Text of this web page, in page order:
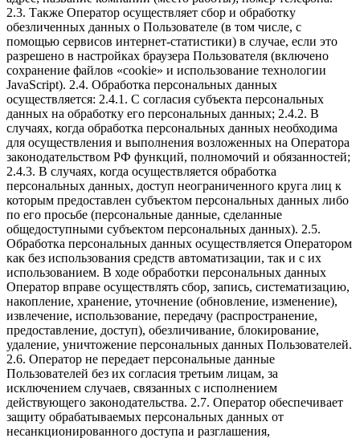
2.3. Также Оператор осуществляет сбор и обработку
обезличенных данных о Пользователе (в том числе, с
помощью сервисов интернет-статистики) в случае, если это
разрешено в настройках браузера Пользователя (включено
сохранение файлов «cookie» и использование технологии
JavaScript). 2.4. Обработка персональных данных
осуществляется: 2.4.1. С согласия субъекта персональных
данных на обработку его персональных данных; 2.4.2. В
случаях, когда обработка персональных данных необходима
для осуществления и выполнения возложенных на Оператора
законодательством РФ функций, полномочий и обязанностей;
2.4.3. В случаях, когда осуществляется обработка
персональных данных, доступ неограниченного круга лиц к
которым предоставлен субъектом персональных данных либо
по его просьбе (персональные данные, сделанные
общедоступными субъектом персональных данных). 2.5.
Обработка персональных данных осуществляется Оператором
как без использования средств автоматизации, так и с их
использованием. В ходе обработки персональных данных
Оператор вправе осуществлять сбор, запись, систематизацию,
накопление, хранение, уточнение (обновление, изменение),
извлечение, использование, передачу (распространение,
предоставление, доступ), обезличивание, блокирование,
удаление, уничтожение персональных данных Пользователей.
2.6. Оператор не передает персональные данные
Пользователей без их согласия третьим лицам, за
исключением случаев, связанных с исполнением
действующего законодательства. 2.7. Оператор обеспечивает
защиту обрабатываемых персональных данных от
несанкционированного доступа и разглашения,